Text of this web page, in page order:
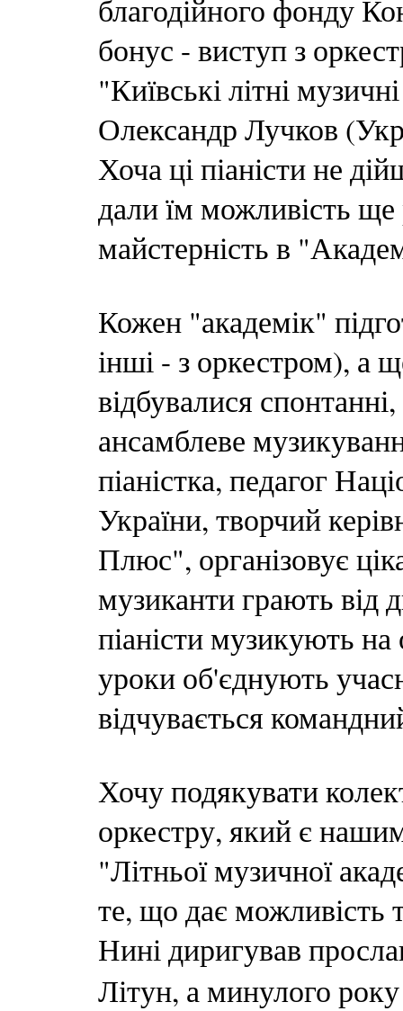
благодійного фонду
бонус - виступ з
"Київські літні
Олександр Лучков
Хоча ці піаністи не
дали їм можливість
майстерність в
Кожен "академік"
інші - з оркестром), а
відбувалися
ансамблеве
піаністка, педагог
України, творчий
Плюс", організовує
музиканти грають від
піаністи музикують
уроки об'єднують
відчувається
Хочу подякувати
оркестру, який є
"Літньої музичної
те, що дає можливість
Нині диригував
Літун, а минулого року